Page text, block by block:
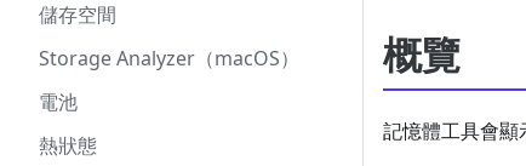
儲存空間
Storage Analyzer（macOS）
電池
熱狀態
概覽
記憶體工具會顯